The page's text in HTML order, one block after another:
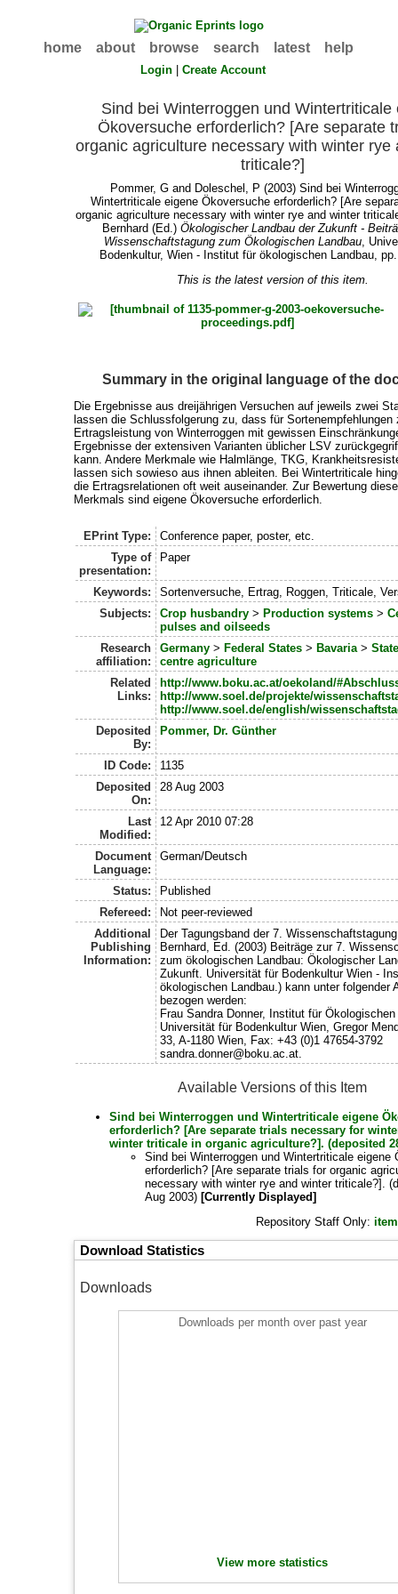
home about browse search latest help
Login |Create Account
Sind bei Winterroggen und Wintertriticale
Ökoversuche erforderlich? [Are separate
organic agriculture necessary with winter rye
triticale?]
Pommer, G and Doleschel, P (2003) Sind bei
Wintertriticale eigene Ökoversuche erforderlich? [Are
organic agriculture necessary with winter rye and winter
Bernhard (Ed.) Ökologischer Landbau der Zukunft -
Wissenschaftstagung zum Ökologischen Landbau,
Bodenkultur, Wien - Institut für ökologischen Landbau,
This is the latest version of this item.
Summary in the original language of the
Die Ergebnisse aus dreijährigen Versuchen auf jeweils zwei
lassen die Schlussfolgerung zu, dass für Sortenempfehlungen
Ertragsleistung von Winterroggen mit gewissen
Ergebnisse der extensiven Varianten üblicher LSV
kann. Andere Merkmale wie Halmlänge, TKG,
lassen sich sowieso aus ihnen ableiten. Bei Wintertriticale
die Ertragsrelationen oft weit auseinander. Zur Bewertung
Merkmals sind eigene Ökoversuche erforderlich.
EPrint Type:
Conference paper, poster, etc.
Type of
presentation:
Paper
Keywords:
Sortenversuche, Ertrag, Roggen, Triticale,
Subjects:
Crop husbandry> Production systems>
pulses and oilseeds
Research
affiliation:
Germany> Federal States> Bavaria>
centre agriculture
Related
Links:
http://www.boku.ac.at/oekoland/
http://www.soel.de/projekte/
http://www.soel.de/english/
Deposited
By:
Pommer, Dr. Günther
ID Code:
1135
Deposited
On:
28 Aug 2003
Last
Modified:
12 Apr 2010 07:28
Document
Language:
German/Deutsch
Status:
Published
Refereed:
Not peer-reviewed
Additional
Publishing
Information:
Der Tagungsband der 7.
Bernhard, Ed. (2003) Beiträge zur 7.
zum ökologischen Landbau: Ökologischer
Zukunft. Universität für Bodenkultur Wien -
ökologischen Landbau.) kann unter folgender
bezogen werden:
Frau Sandra Donner, Institut für Ökologischen
Universität für Bodenkultur Wien, Gregor
33, A-1180 Wien, Fax: +43 (0)1 47654-3792
sandra.donner@boku.ac.at.
Available Versions of this Item
Sind bei Winterroggen und Wintertriticale eigene
erforderlich? [Are separate trials necessary for
winter triticale in organic agriculture?]. (deposited
Sind bei Winterroggen und Wintertriticale eigene
erforderlich? [Are separate trials for organic
necessary with winter rye and winter triticale?].
Aug 2003) [Currently Displayed]
Repository Staff Only:
Download Statistics
Downloads
Downloads per month over past year
View more statistics